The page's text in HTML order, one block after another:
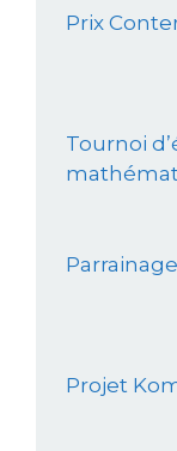
Prix
Tournoi
Projet